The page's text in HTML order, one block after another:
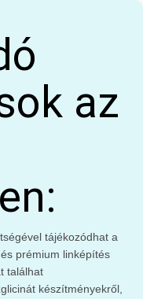
az
tájékozódhat a
prémium linképítés
találhat
készítményekről,